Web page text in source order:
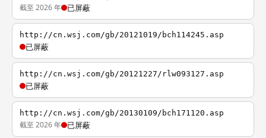
截至 2026 年 已屏蔽
http://cn.wsj.com/gb/20121019/bch114245.asp
已屏蔽
http://cn.wsj.com/gb/20121227/rlw093127.asp
已屏蔽
http://cn.wsj.com/gb/20130109/bch171120.asp
截至 2026 年 已屏蔽